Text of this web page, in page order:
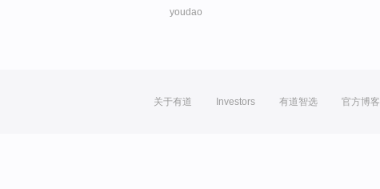
youdao
关于有道 Investors 有道智选 官方博客